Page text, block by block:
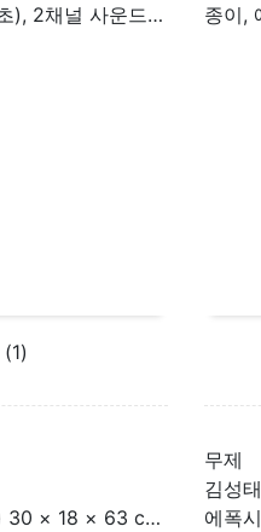
단채널 영상 (15분 9초), 2채널 사운드 (가변 크기)
종이,
공업용 알루미늄 (좌) 30 × 18 × 63 cm 우) 33 × 14 × 63 cm)
무제
김성